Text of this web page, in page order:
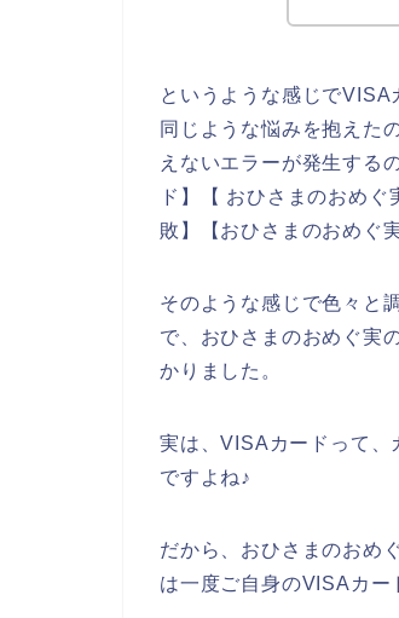
というような感じでVISA
同じような悩みを抱えた
えないエラーが発生する
ド】【 おひさまのおめ
敗】【おひさまのおめぐ
そのような感じで色々と
で、おひさまのおめぐ実
かりました。
実は、VISAカードって、
ですよね♪
だから、おひさまのおめ
は一度ご自身のVISAカー